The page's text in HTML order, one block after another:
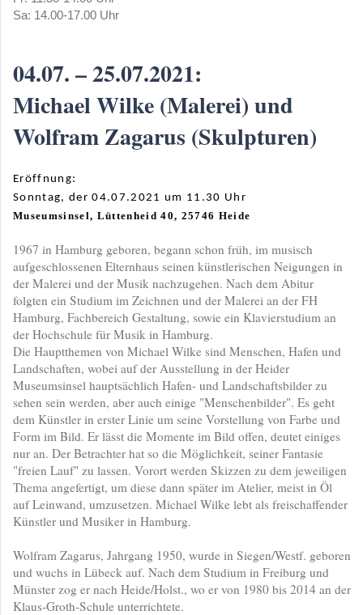
Sa: 14.00-17.00 Uhr
04.07. – 25.07.2021:
Michael Wilke (Malerei) und
Wolfram Zagarus (Skulpturen)
Eröffnung:
Sonntag, der 04.07.2021 um 11.30 Uhr
Museumsinsel, Lüttenheid 40, 25746 Heide
1967 in Hamburg geboren, begann schon früh, im musisch
aufgeschlossenen Elternhaus seinen künstlerischen Neigungen in
der Malerei und der Musik nachzugehen. Nach dem Abitur
folgten ein Studium im Zeichnen und der Malerei an der FH
Hamburg, Fachbereich Gestaltung, sowie ein Klavierstudium an
der Hochschule für Musik in Hamburg.
Die Hauptthemen von Michael Wilke sind Menschen, Hafen und
Landschaften, wobei auf der Ausstellung in der Heider
Museumsinsel hauptsächlich Hafen- und Landschaftsbilder zu
sehen sein werden, aber auch einige "Menschenbilder". Es geht
dem Künstler in erster Linie um seine Vorstellung von Farbe und
Form im Bild. Er lässt die Momente im Bild offen, deutet einiges
nur an. Der Betrachter hat so die Möglichkeit, seiner Fantasie
"freien Lauf" zu lassen. Vorort werden Skizzen zu dem jeweiligen
Thema angefertigt, um diese dann später im Atelier, meist in Öl
auf Leinwand, umzusetzen. Michael Wilke lebt als freischaffender
Künstler und Musiker in Hamburg.
Wolfram Zagarus, Jahrgang 1950, wurde in Siegen/Westf. geboren
und wuchs in Lübeck auf. Nach dem Studium in Freiburg und
Münster zog er nach Heide/Holst., wo er von 1980 bis 2014 an der
Klaus-Groth-Schule unterrichtete.